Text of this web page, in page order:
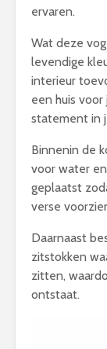
ervaren.
Wat deze
levendige
interieur
een huis
statement in
Binnenin de
voor water
geplaatst
verse
Daarnaast
zitstokken
zitten,
ontstaat.